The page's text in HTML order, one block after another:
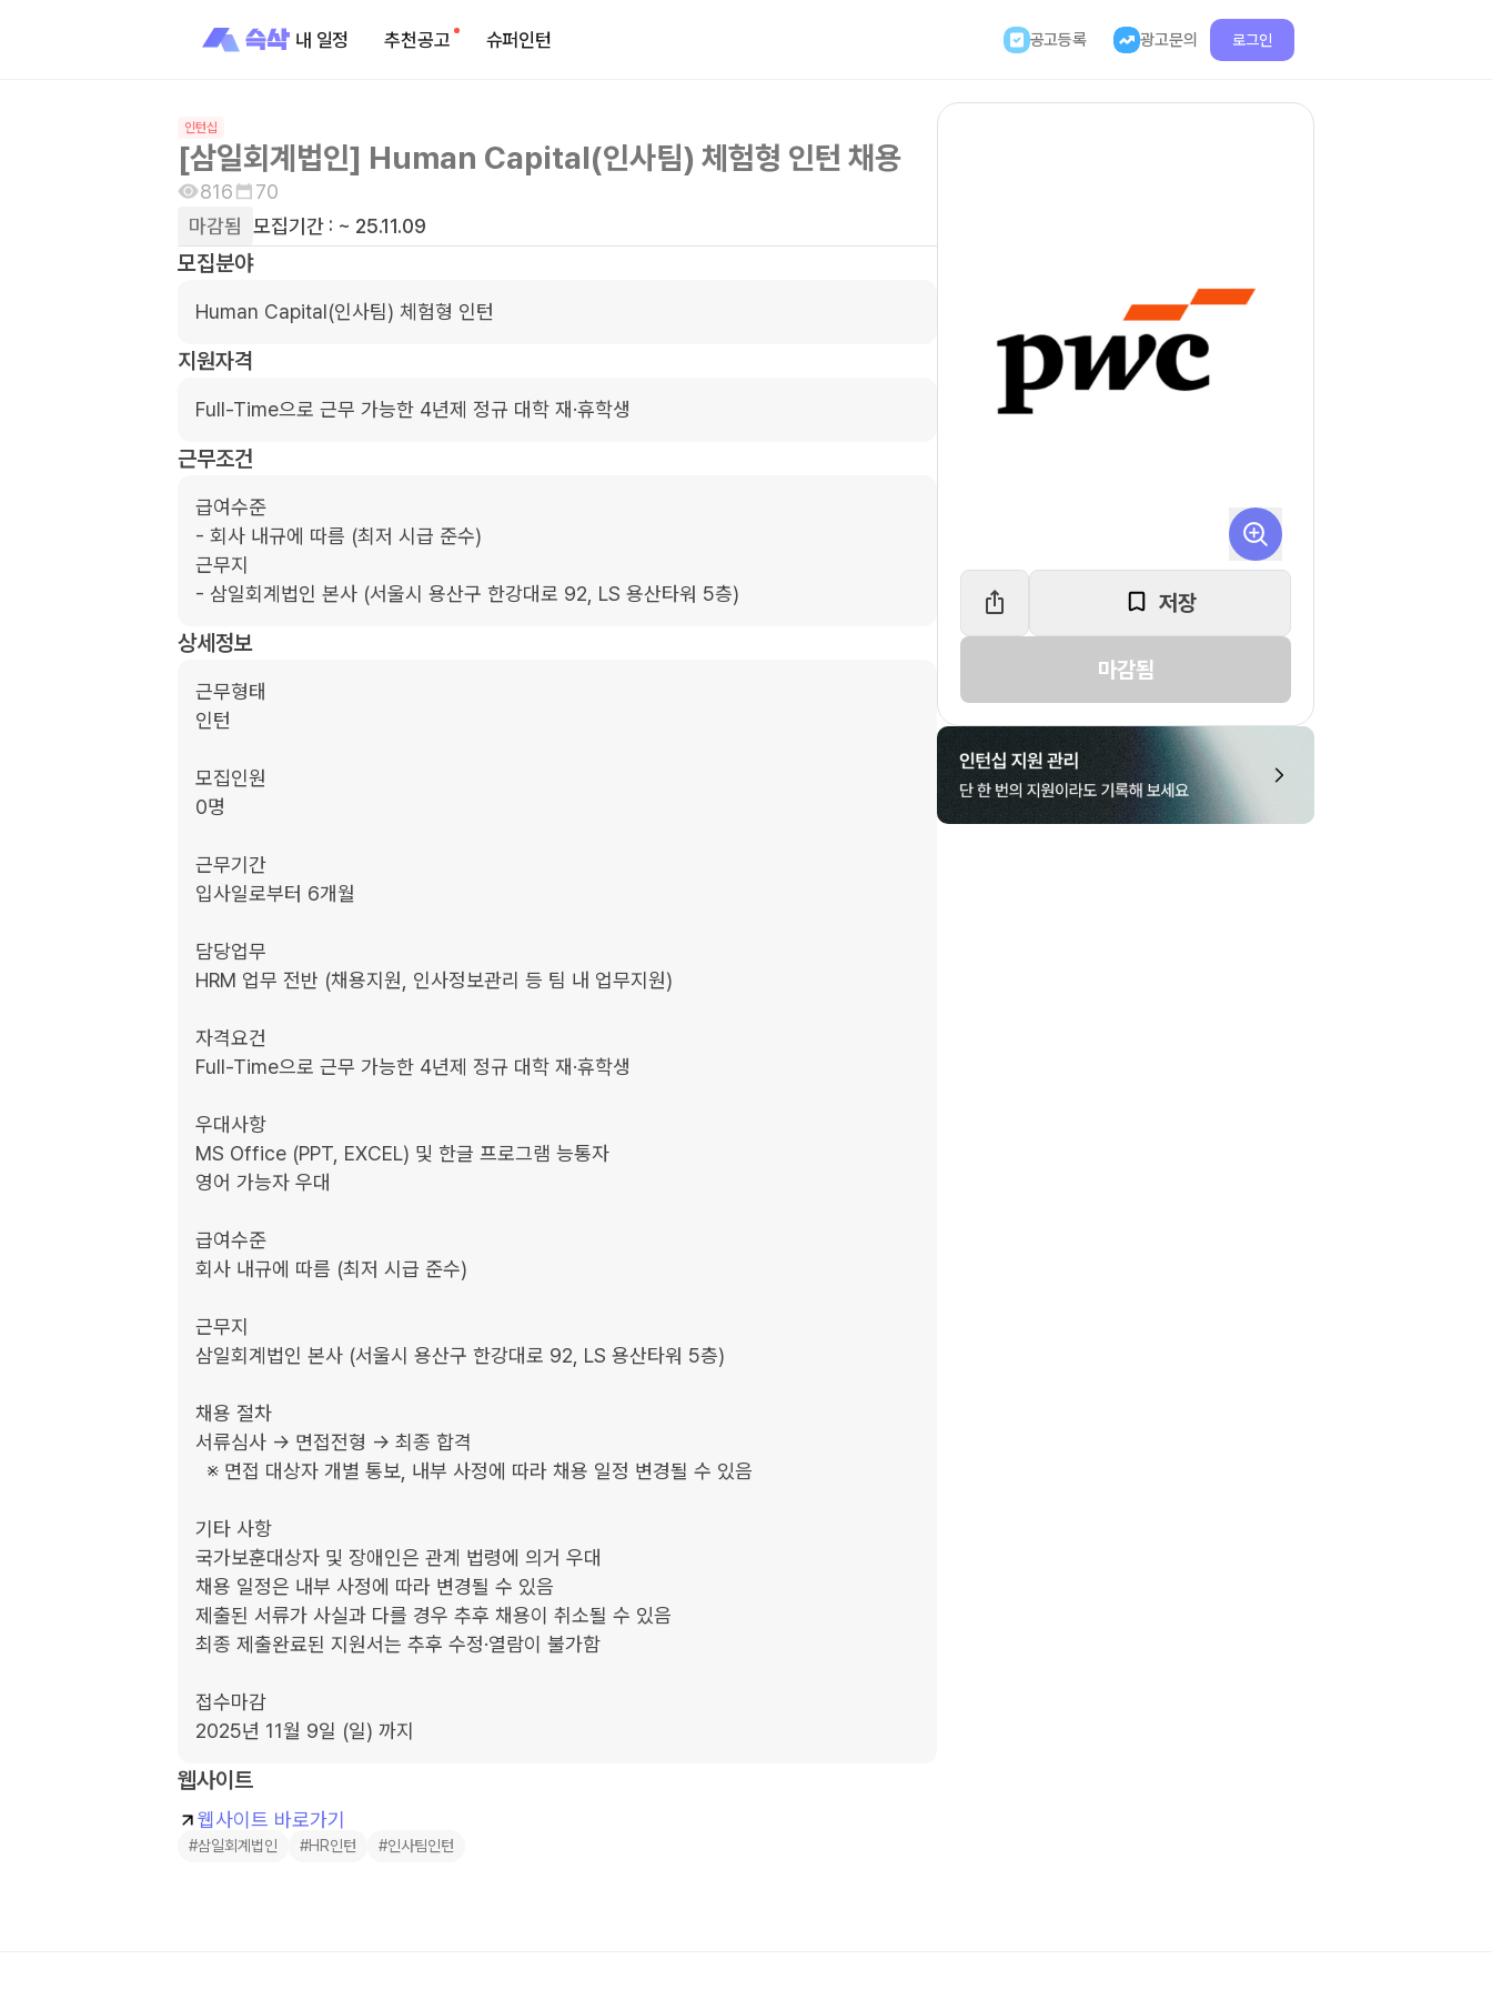
내 일정 추천공고 슈퍼인턴 공고등록 광고문의 로그인
인턴십
[삼일회계법인] Human Capital(인사팀) 체험형 인턴 채용
816
70
마감됨 모집기간 : ~ 25.11.09
모집분야
Human Capital(인사팀) 체험형 인턴
지원자격
Full-Time으로 근무 가능한 4년제 정규 대학 재·휴학생
근무조건
급여수준
- 회사 내규에 따름 (최저 시급 준수)
근무지
- 삼일회계법인 본사 (서울시 용산구 한강대로 92, LS 용산타워 5층)
상세정보
근무형태
인턴
모집인원
0명
근무기간
입사일로부터 6개월
담당업무
HRM 업무 전반 (채용지원, 인사정보관리 등 팀 내 업무지원)
자격요건
Full-Time으로 근무 가능한 4년제 정규 대학 재·휴학생
우대사항
MS Office (PPT, EXCEL) 및 한글 프로그램 능통자
영어 가능자 우대
급여수준
회사 내규에 따름 (최저 시급 준수)
근무지
삼일회계법인 본사 (서울시 용산구 한강대로 92, LS 용산타워 5층)
채용 절차
서류심사 → 면접전형 → 최종 합격
기타 사항
국가보훈대상자 및 장애인은 관계 법령에 의거 우대
채용 일정은 내부 사정에 따라 변경될 수 있음
제출된 서류가 사실과 다를 경우 추후 채용이 취소될 수 있음
최종 제출완료된 지원서는 추후 수정·열람이 불가함
접수마감
2025년 11월 9일 (일) 까지
웹사이트
웹사이트 바로가기
#삼일회계법인 #HR인턴 #인사팀인턴
저장
마감됨